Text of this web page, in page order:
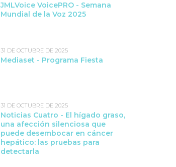
JMLVoice VoicePRO - Semana
Mundial de la Voz 2025
31 DE OCTUBRE DE 2025
Mediaset - Programa Fiesta
31 DE OCTUBRE DE 2025
Noticias Cuatro - El hígado graso,
una afección silenciosa que
puede desembocar en cáncer
hepático: las pruebas para
detectarla